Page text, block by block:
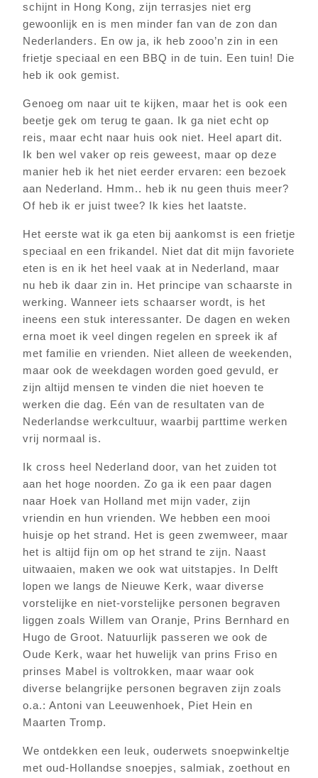
schijnt in Hong Kong, zijn terrasjes niet erg
gewoonlijk en is men minder fan van de zon dan
Nederlanders. En ow ja, ik heb zooo’n zin in een
frietje speciaal en een BBQ in de tuin. Een tuin! Die
heb ik ook gemist.
Genoeg om naar uit te kijken, maar het is ook een
beetje gek om terug te gaan. Ik ga niet echt op
reis, maar echt naar huis ook niet. Heel apart dit.
Ik ben wel vaker op reis geweest, maar op deze
manier heb ik het niet eerder ervaren: een bezoek
aan Nederland. Hmm.. heb ik nu geen thuis meer?
Of heb ik er juist twee? Ik kies het laatste.
Het eerste wat ik ga eten bij aankomst is een frietje
speciaal en een frikandel. Niet dat dit mijn favoriete
eten is en ik het heel vaak at in Nederland, maar
nu heb ik daar zin in. Het principe van schaarste in
werking. Wanneer iets schaarser wordt, is het
ineens een stuk interessanter. De dagen en weken
erna moet ik veel dingen regelen en spreek ik af
met familie en vrienden. Niet alleen de weekenden,
maar ook de weekdagen worden goed gevuld, er
zijn altijd mensen te vinden die niet hoeven te
werken die dag. Eén van de resultaten van de
Nederlandse werkcultuur, waarbij parttime werken
vrij normaal is.
Ik cross heel Nederland door, van het zuiden tot
aan het hoge noorden. Zo ga ik een paar dagen
naar Hoek van Holland met mijn vader, zijn
vriendin en hun vrienden. We hebben een mooi
huisje op het strand. Het is geen zwemweer, maar
het is altijd fijn om op het strand te zijn. Naast
uitwaaien, maken we ook wat uitstapjes. In Delft
lopen we langs de Nieuwe Kerk, waar diverse
vorstelijke en niet-vorstelijke personen begraven
liggen zoals Willem van Oranje, Prins Bernhard en
Hugo de Groot. Natuurlijk passeren we ook de
Oude Kerk, waar het huwelijk van prins Friso en
prinses Mabel is voltrokken, maar waar ook
diverse belangrijke personen begraven zijn zoals
o.a.: Antoni van Leeuwenhoek, Piet Hein en
Maarten Tromp.
We ontdekken een leuk, ouderwets snoepwinkeltje
met oud-Hollandse snoepjes, salmiak, zoethout en